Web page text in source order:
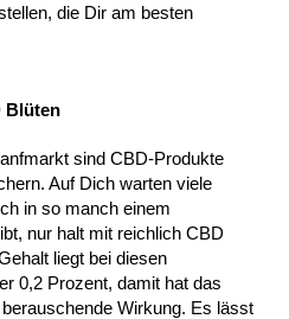
die Dir am besten
Blüten
sind CBD-Produkte
Auf Dich warten viele
in so manch einem
nur halt mit reichlich CBD
liegt bei diesen
0,2 Prozent, damit hat das
Wirkung. Es lässt